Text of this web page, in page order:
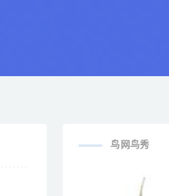
鸟网鸟秀